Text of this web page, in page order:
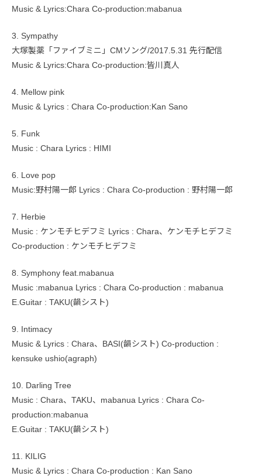
Music & Lyrics:Chara Co-production:mabanua
3. Sympathy
大塚製薬「ファイブミニ」CMソング/2017.5.31 先行配信
Music & Lyrics:Chara Co-production:皆川真人
4. Mellow pink
Music & Lyrics : Chara Co-production:Kan Sano
5. Funk
Music : Chara Lyrics : HIMI
6. Love pop
Music:野村陽一郎 Lyrics : Chara Co-production : 野村陽一郎
7. Herbie
Music : ケンモチヒデフミ Lyrics : Chara、ケンモチヒデフミ
Co-production : ケンモチヒデフミ
8. Symphony feat.mabanua
Music :mabanua Lyrics : Chara Co-production : mabanua
E.Guitar : TAKU(韻シスト)
9. Intimacy
Music & Lyrics : Chara、BASI(韻シスト) Co-production :
kensuke ushio(agraph)
10. Darling Tree
Music : Chara、TAKU、mabanua Lyrics : Chara Co-
production:mabanua
E.Guitar : TAKU(韻シスト)
11. KILIG
Music & Lyrics : Chara Co-production : Kan Sano